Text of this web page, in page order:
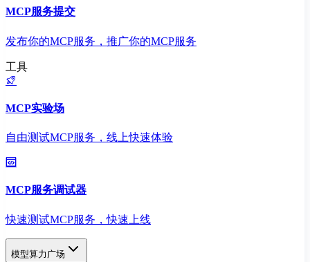
MCP服务提交
发布你的MCP服务，推广你的MCP服务
工具
MCP实验场
自由测试MCP服务，线上快速体验
MCP服务调试器
快速测试MCP服务，快速上线
模型算力广场